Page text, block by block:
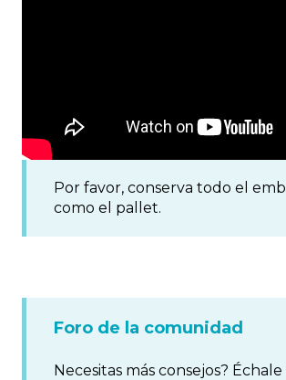
Por favor, conserva todo el
como el pallet.
Foro de la comunidad
Necesitas más consejos?